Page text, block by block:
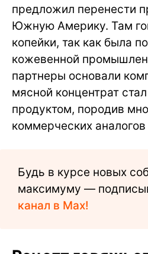
предложил перенести
Южную Америку. Там
копейки, так как была
кожевенной
партнеры основали
мясной концентрат
продуктом, породив
коммерческих
Будь в курсе новых
максимуму —
канал в Max!